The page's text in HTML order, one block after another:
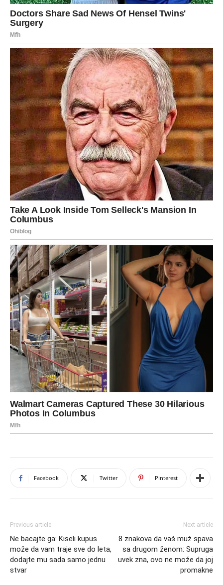
Facebook Twitter Pinterest
Previous article
Ne bacajte ga: Kiseli kupus
može da vam traje sve do leta,
dodajte mu sada samo jednu
stvar
Next article
8 znakova da vaš muž spava
sa drugom ženom: Supruga
uvek zna, ovo ne može da joj
promakne